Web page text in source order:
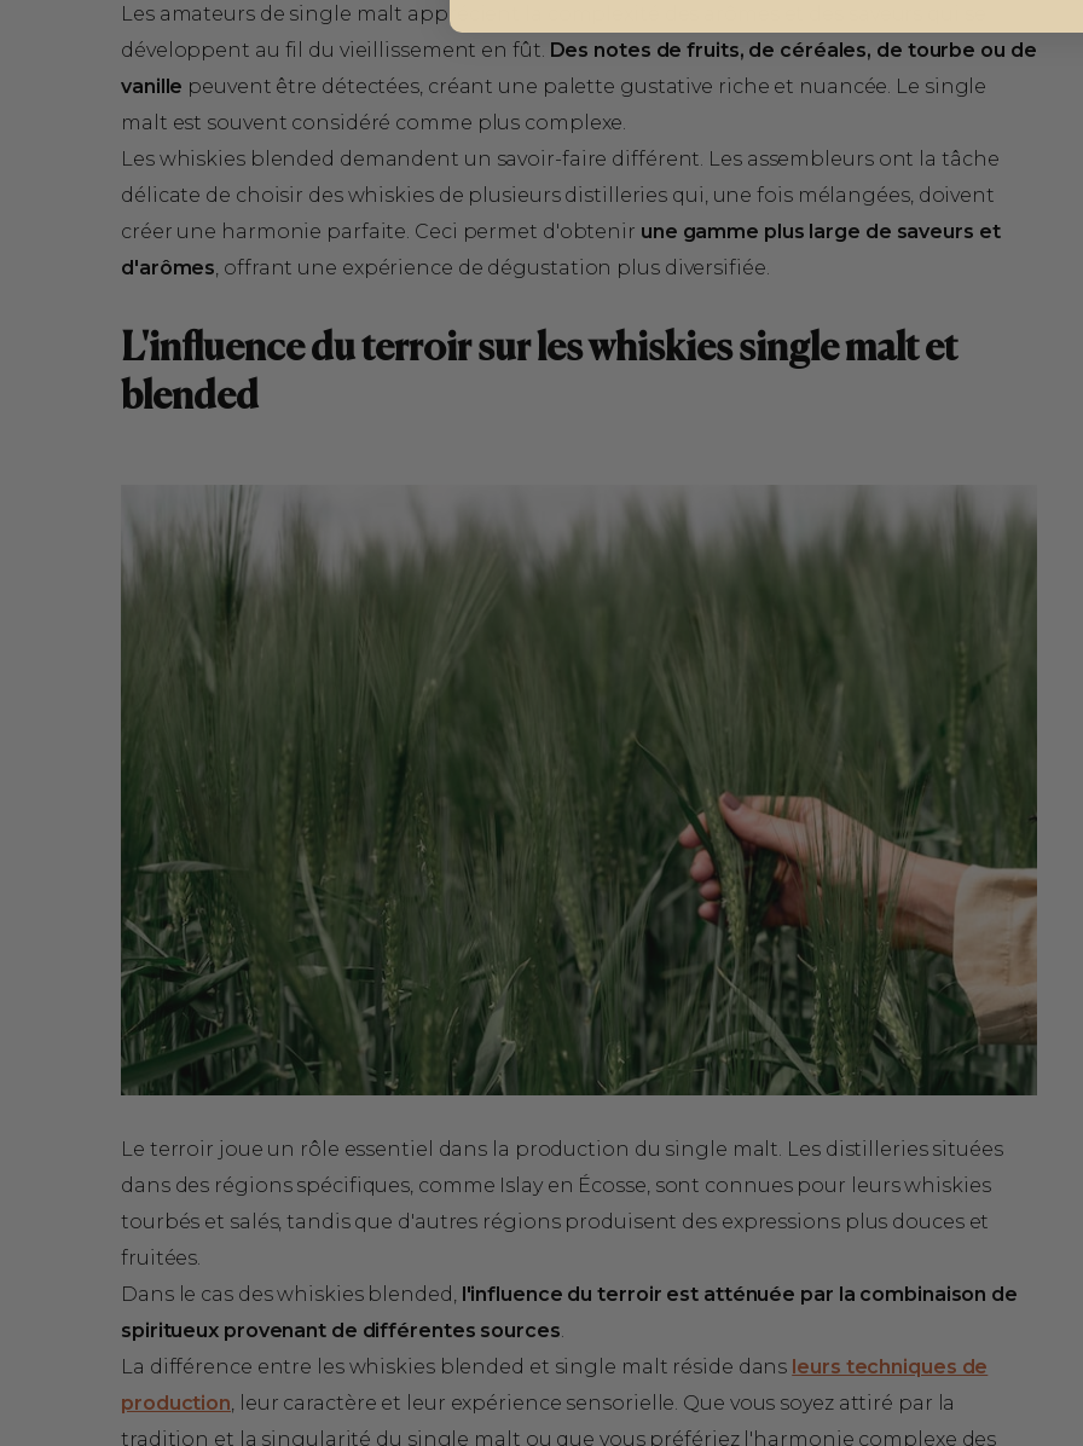
Les amateurs de single malt apprécient la complexité des arômes et des saveurs qui se
développent au fil du vieillissement en fût. Des notes de fruits, de céréales, de tourbe ou de
vanille peuvent être détectées, créant une palette gustative riche et nuancée. Le single
malt est souvent considéré comme plus complexe.
Les whiskies blended demandent un savoir-faire différent. Les assembleurs ont la tâche
délicate de choisir des whiskies de plusieurs distilleries qui, une fois mélangées, doivent
créer une harmonie parfaite. Ceci permet d'obtenir une gamme plus large de saveurs et
d'arômes , offrant une expérience de dégustation plus diversifiée.
L'influence du terroir sur les whiskies single malt et
blended
Le terroir joue un rôle essentiel dans la production du single malt. Les distilleries situées
dans des régions spécifiques, comme Islay en Écosse, sont connues pour leurs whiskies
tourbés et salés, tandis que d'autres régions produisent des expressions plus douces et
fruitées.
Dans le cas des whiskies blended, l'influence du terroir est atténuée par la combinaison de
spiritueux provenant de différentes sources
La différence entre les whiskies blended et single malt réside dans leurs techniques de
production , leur caractère et leur expérience sensorielle. Que vous soyez attiré par la
tradition et la singularité du single malt ou que vous préfériez l'harmonie complexe des